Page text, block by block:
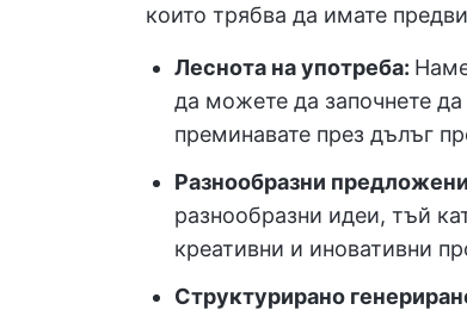
които трябва да имате
Леснота на употреба:
да можете да започнете да
преминавате през дълъг
Разнообразни
разнообразни идеи, тъй
креативни и иновативни
Структурирано